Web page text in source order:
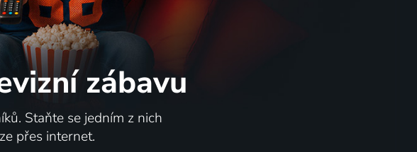
zábavu
Staňte se jedním z nich
přes internet.